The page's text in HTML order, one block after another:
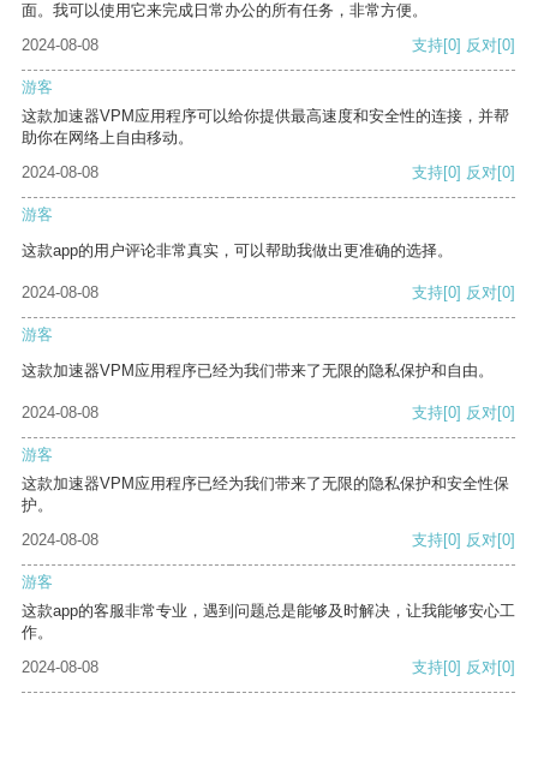
面。我可以使用它来完成日常办公的所有任务，非常方便。
2024-08-08
支持[0] 反对[0]
游客
这款加速器VPM应用程序可以给你提供最高速度和安全性的连接，并帮
助你在网络上自由移动。
2024-08-08
支持[0] 反对[0]
游客
这款app的用户评论非常真实，可以帮助我做出更准确的选择。
2024-08-08 支持[0] 反对[0]
游客
这款加速器VPM应用程序已经为我们带来了无限的隐私保护和自由。
2024-08-08 支持[0] 反对[0]
游客
这款加速器VPM应用程序已经为我们带来了无限的隐私保护和安全性保
护。
2024-08-08
支持[0] 反对[0]
游客
这款app的客服非常专业，遇到问题总是能够及时解决，让我能够安心工
作。
2024-08-08
支持[0] 反对[0]